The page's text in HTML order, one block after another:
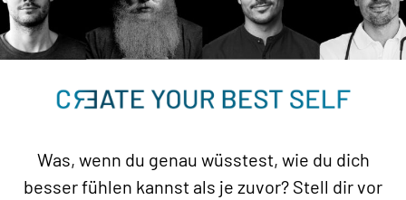
Was, wenn du genau wüsstest, wie du dich
besser fühlen kannst als je zuvor? Stell dir vor